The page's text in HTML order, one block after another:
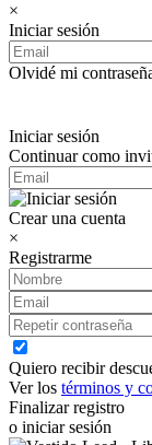
×
Iniciar sesión
Olvidé mi
Iniciar sesión
Continuar como
Crear una cuenta
×
Registrarme
Quiero recibir
Ver los términos y
Finalizar registro
o iniciar sesión